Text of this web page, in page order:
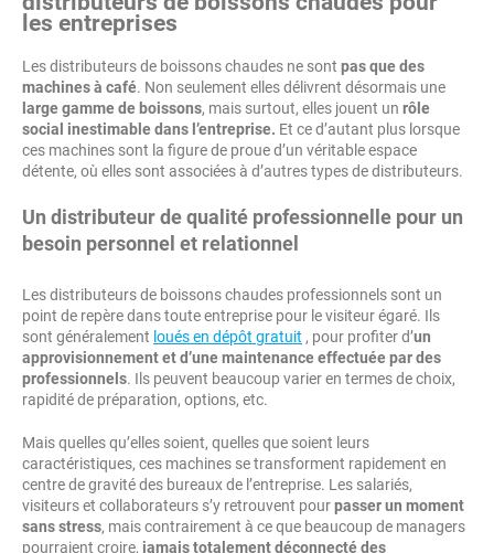
les entreprises
Les distributeurs de boissons chaudes ne sont pas que des
machines à café. Non seulement elles délivrent désormais une
large gamme de boissons, mais surtout, elles jouent un rôle
social inestimable dans l’entreprise. Et ce d’autant plus lorsque
ces machines sont la figure de proue d’un véritable espace
détente, où elles sont associées à d’autres types de distributeurs.
Un distributeur de qualité professionnelle pour un
besoin personnel et relationnel
Les distributeurs de boissons chaudes professionnels sont un
point de repère dans toute entreprise pour le visiteur égaré. Ils
sont généralement loués en dépôt gratuit , pour profiter d’un
approvisionnement et d’une maintenance effectuée par des
professionnels. Ils peuvent beaucoup varier en termes de choix,
rapidité de préparation, options, etc.
Mais quelles qu’elles soient, quelles que soient leurs
caractéristiques, ces machines se transforment rapidement en
centre de gravité des bureaux de l’entreprise. Les salariés,
visiteurs et collaborateurs s’y retrouvent pourpasser un moment
sans stress, mais contrairement à ce que beaucoup de managers
pourraient croire, jamais totalement déconnecté des